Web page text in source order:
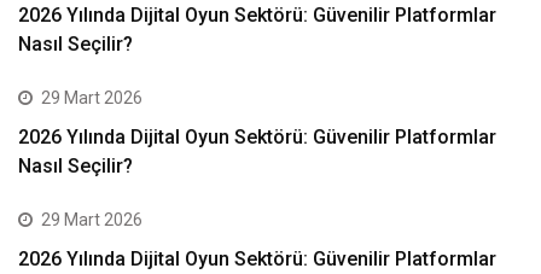
2026 Yılında Dijital Oyun Sektörü: Güvenilir Platformlar
Nasıl Seçilir?
29 Mart 2026
2026 Yılında Dijital Oyun Sektörü: Güvenilir Platformlar
Nasıl Seçilir?
29 Mart 2026
2026 Yılında Dijital Oyun Sektörü: Güvenilir Platformlar